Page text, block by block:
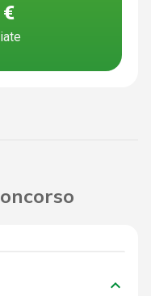
keyboard_arrow_down